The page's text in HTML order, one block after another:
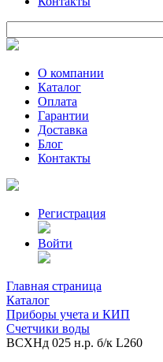
О компании
Каталог
Оплата
Гарантии
Доставка
Блог
Контакты
Регистрация
Войти
Главная страница
Каталог
Приборы учета и КИП
Счетчики воды
ВСХНд 025 н.р. б/к L260